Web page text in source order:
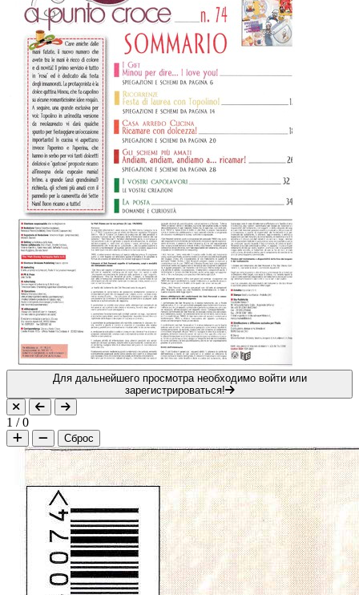
Для дальнейшего просмотра необходимо войти или
зарегистрироваться!
1 /0
Сброс